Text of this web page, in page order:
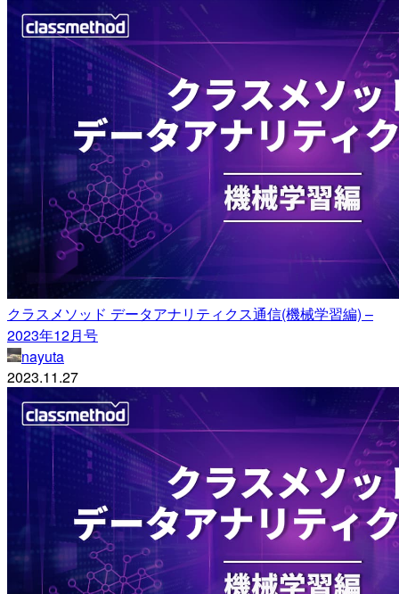
クラスメソッド データアナリティクス通信(機械学習編) –
2023年12月号
nayuta
2023.11.27